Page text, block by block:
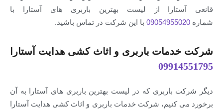
قانعی آستارا از لیست بهترین باربری های آستارا با
شماره 09054955020 با این شرکت در تماس باشید.
شرکت خدمات باربری و اثاث کشی هدایت آستارا
09914551795
دیگر شرکت باربری که در لیست بهترین باربری های آستارا به آن
برخورد می کنیم، شرکت خدمات باربری و اثاث کشی هدایت آستارا